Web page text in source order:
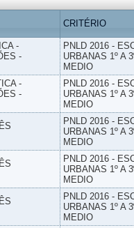
CRITÉRIO
-
-
PNLD 2016 -
URBANAS 1º A
MEDIO
-
-
PNLD 2016 -
URBANAS 1º A
MEDIO
PNLD 2016 -
URBANAS 1º A
MEDIO
PNLD 2016 -
URBANAS 1º A
MEDIO
PNLD 2016 -
URBANAS 1º A
MEDIO